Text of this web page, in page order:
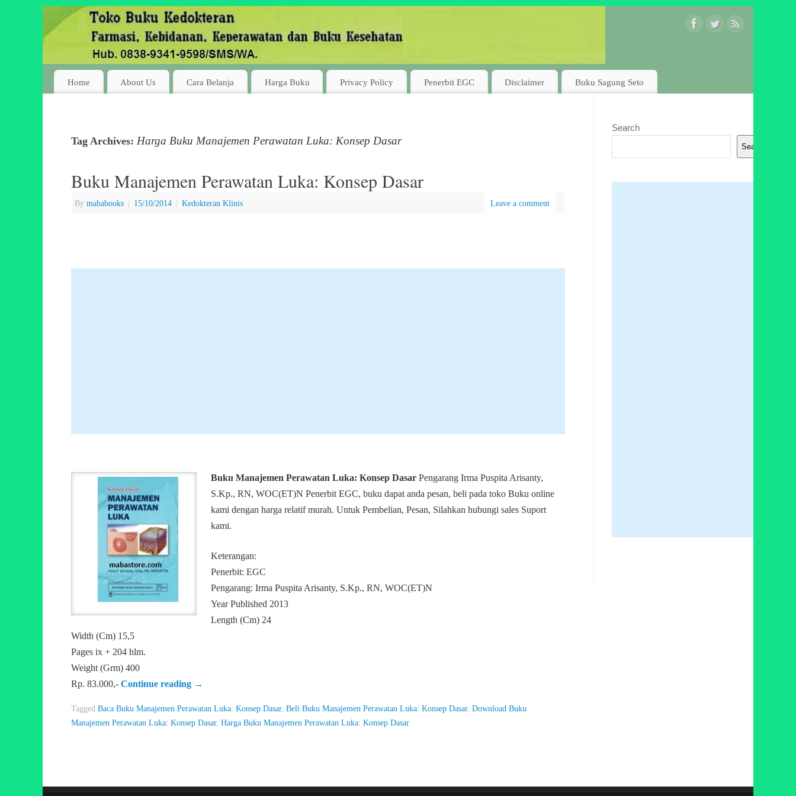
Home About Us Cara Belanja Harga Buku Privacy Policy Penerbit EGC Disclaimer Buku Sagung Seto
Tag Archives: Harga Buku Manajemen Perawatan Luka: Konsep Dasar
Buku Manajemen Perawatan Luka: Konsep Dasar
By mababooks | 15/10/2014 | Kedokteran Klinis Leave a comment
Buku Manajemen Perawatan Luka: Konsep Dasar Pengarang Irma Puspita Arisanty,
S.Kp., RN, WOC(ET)N Penerbit EGC, buku dapat anda pesan, beli pada toko Buku online
kami dengan harga relatif murah. Untuk Pembelian, Pesan, Silahkan hubungi sales Suport
kami.
Keterangan:
Penerbit: EGC
Pengarang: Irma Puspita Arisanty, S.Kp., RN, WOC(ET)N
Year Published 2013
Length (Cm) 24
Width (Cm) 15,5
Pages ix + 204 hlm.
Weight (Grm) 400
Rp. 83.000,- Continue reading →
Tagged Baca Buku Manajemen Perawatan Luka: Konsep Dasar, Beli Buku Manajemen Perawatan Luka: Konsep Dasar, Download Buku
Manajemen Perawatan Luka: Konsep Dasar, Harga Buku Manajemen Perawatan Luka: Konsep Dasar
Search
Search